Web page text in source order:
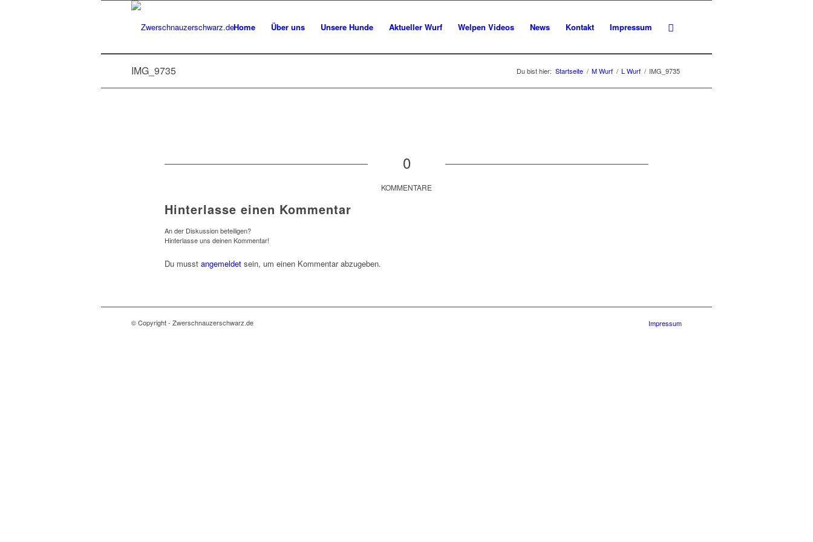
Home Über uns Unsere Hunde Aktueller Wurf Welpen Videos News Kontakt Impressum
IMG_9735 Du bist hier: Startseite / M Wurf / L Wurf / IMG_9735
0
KOMMENTARE
Hinterlasse einen Kommentar
An der Diskussion beteiligen?
Hinterlasse uns deinen Kommentar!
Du musst angemeldet sein, um einen Kommentar abzugeben.
© Copyright - Zwerschnauzerschwarz.de Impressum